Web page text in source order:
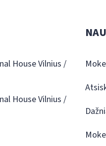
House Vilnius /
House Vilnius /